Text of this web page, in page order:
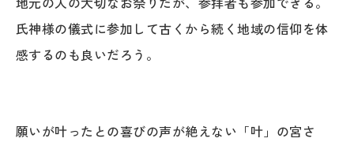
氏神様の儀式に参加して古くから続く地域の信仰を体
感するのも良いだろう。
願いが叶ったとの喜びの声が絶えない「叶」の宮さ